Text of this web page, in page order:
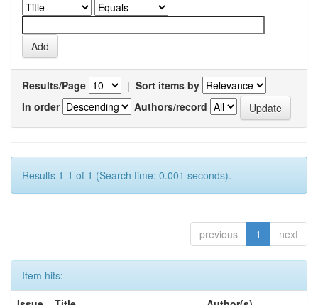
Results/Page | Sort items by
In order
Authors/record
Results 1-1 of 1 (Search time: 0.001 seconds).
previous 1 next
Item hits: